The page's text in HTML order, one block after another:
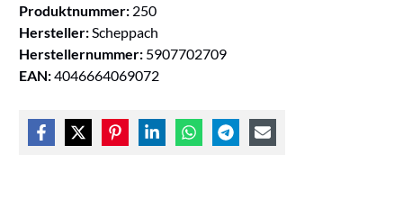
Produktnummer: 250
Hersteller: Scheppach
Herstellernummer: 5907702709
EAN:4046664069072